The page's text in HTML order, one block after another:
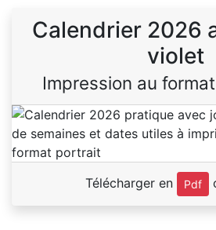
Calendrier 2026
violet
Impression au
Télécharger en Pdf